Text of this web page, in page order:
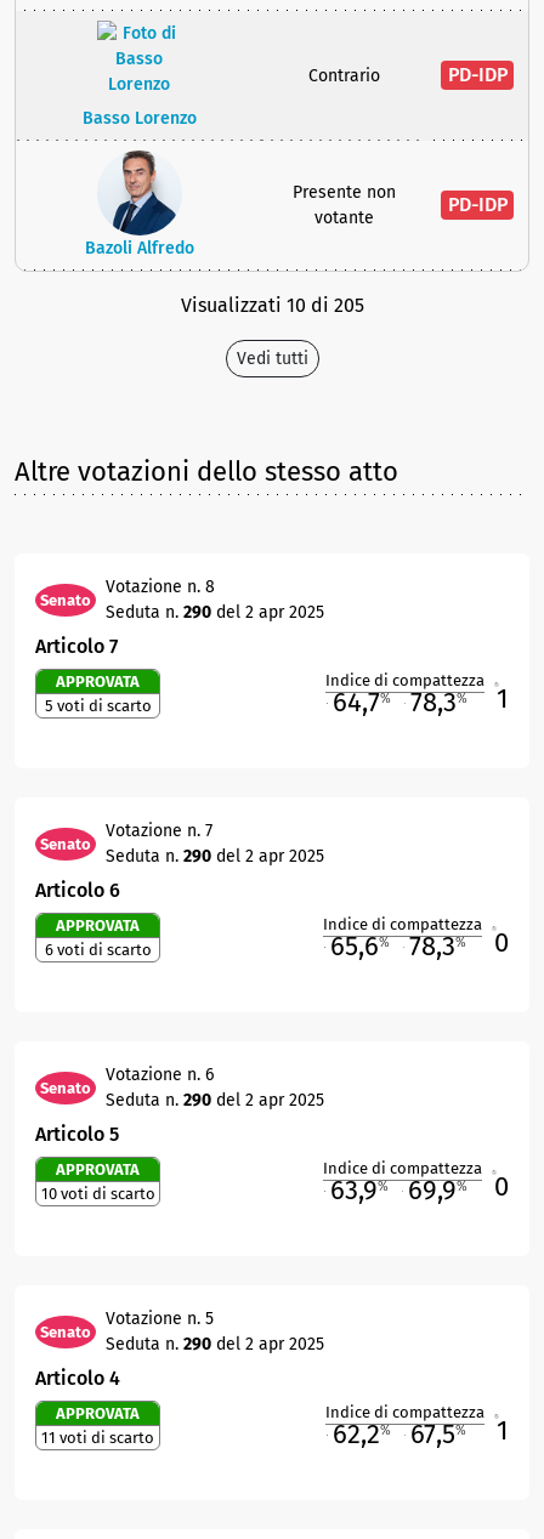
Basso Lorenzo
Contrario PD-IDP
Bazoli Alfredo
Presente non
votante
PD-IDP
Visualizzati 10 di 205
Vedi tutti
Altre votazioni dello stesso atto
Senato
Votazione n. 8
Seduta n. 290 del 2 apr 2025
Articolo 7
APPROVATA
5 voti di scarto
Indice di compattezza
64,7% 78,3% 1
Senato
Votazione n. 7
Seduta n. 290 del 2 apr 2025
Articolo 6
APPROVATA
6 voti di scarto
Indice di compattezza
65,6% 78,3% 0
Senato
Votazione n. 6
Seduta n. 290 del 2 apr 2025
Articolo 5
APPROVATA
10 voti di scarto
Indice di compattezza
63,9% 69,9% 0
Senato
Votazione n. 5
Seduta n. 290 del 2 apr 2025
Articolo 4
APPROVATA
11 voti di scarto
Indice di compattezza
62,2% 67,5% 1